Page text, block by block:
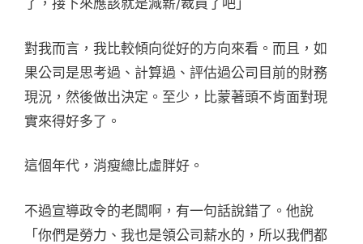
了，接下來應該就是減薪/裁員了吧」
對我而言，我比較傾向從好的方向來看。而且，如
果公司是思考過、計算過、評估過公司目前的財務
現況，然後做出決定。至少，比蒙著頭不肯面對現
實來得好多了。
這個年代，消瘦總比虛胖好。
不過宣導政令的老闆啊，有一句話說錯了。他說
「你們是勞力、我也是領公司薪水的，所以我們都